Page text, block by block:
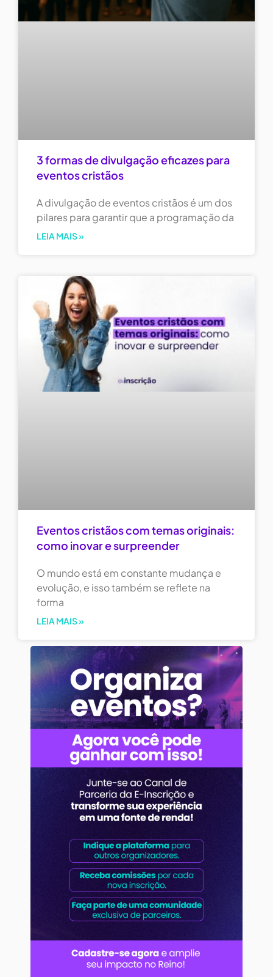
3 formas de divulgação eficazes para
eventos cristãos
A divulgação de eventos cristãos é um dos
pilares para garantir que a programação da
LEIA MAIS »
Eventos cristãos com temas originais:
como inovar e surpreender
O mundo está em constante mudança e
evolução, e isso também se reflete na
forma
LEIA MAIS »